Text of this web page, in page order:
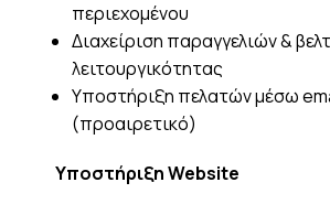
περιεχομένου
Διαχείριση παραγγελιών &
λειτουργικότητας
Υποστήριξη πελατών μέσω
(προαιρετικό)
Υποστήριξη Website